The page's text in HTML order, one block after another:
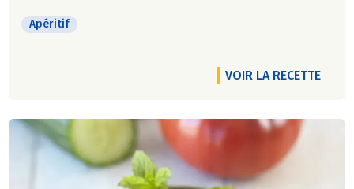
Apéritif
VOIR LA RECETTE